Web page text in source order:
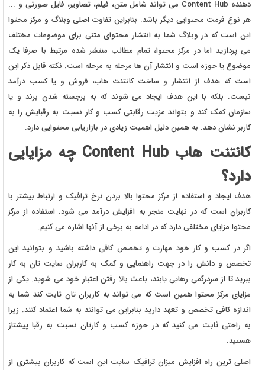
دهنده Content Hub می تواند شامل متن، فیلم، تصاویر، فایل صورتی و ...
هر نوع فرمت محتوایی دیگر باشد. بنابراین تفاوت اصلی وبلاگ و مرکز محتوا
این است که در وبلاگ شما به انتشار محتوای متنی برای موضوعات مختلف
می پردازید اما در مرکز محتوا، تمام مطالب منتشر شده مرتبط با صرفا یک
موضوع یا حوزه است و انتشار آن ها مرحله به مرحله است. نکته قابل ذکر این
است که هدف از انتشار و ساخت کانتنت هاب، فروش و یا کسب درآمد
نیست. بلکه با این هدف ایجاد می شوند که به برجسته شدن برند و یا
سازمان کمک کند و بتواند مزیت رقابتی کسب و کار نسبت به رقبایش را به
کاربر نشان دهد. به همین دلیل اهمیت زیادی در بازاریابی محتوایی دارد.
کانتنت هاب Content Hub چه مزایایی
دارد؟
هدف ایجاد و استفاده از مرکز محتوا بالا بردن نرخ ترافیک و ارتباط بیشتر با
کاربران است که در نهایت منجر به افزایش درآمد می شود. استفاده از مرکز
محتوا مزایای مختلفی دارد که در ادامه به برخی از آنها اشاره می کنیم.
اگر در کسب و کار خود مهارت و تخصص کافی داشته باشید و بتوانید این
تخصص و دانش را در جهت راهنمایی و کمک به کاربران سایت تان به کار
ببرید تا از سردرگمی رهایی یابند، باعث بالا رفتن اعتبار خود می شوید. یکی از
مزایای مرکز محتوا همین است که می تواند به کاربران تان ثابت کند شما به
اندازه کافی تخصص و تعهد دارید بنابراین می توانند به شما اعتماد کنند. زیرا
به راحتی ثابت می کنید که در حوزه کسب و کارتان نسبت به رقبا پیشتاز
هستید.
اصلی ترین راه افزایش میزان ترافیک سایت این است که کاربران بیشتری از